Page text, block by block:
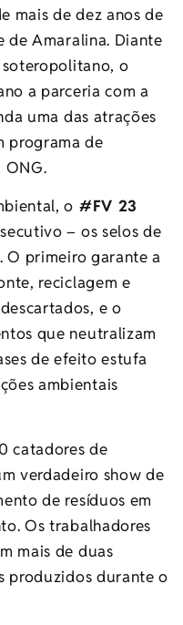
mais de dez anos de
Amaralina. Diante
o
a parceria com a
uma das atrações
programa de
ONG.
o #FV 23
– os selos de
O primeiro garante a
reciclagem e
e o
que neutralizam
de efeito estufa
ambientais
catadores de
verdadeiro show de
de resíduos em
Os trabalhadores
mais de duas
produzidos durante o